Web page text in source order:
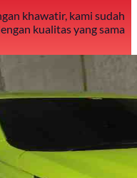
khawatir, kami sudah
kualitas yang sama